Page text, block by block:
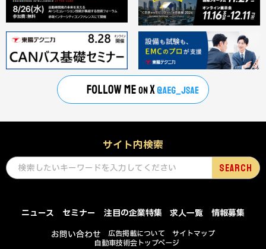
サイト内検索
ニュース セミナー 注目の企業特集 求人一覧
情報募集
お問い合わせ
広告掲載について
サイトマップ
自動車技術会トップページ